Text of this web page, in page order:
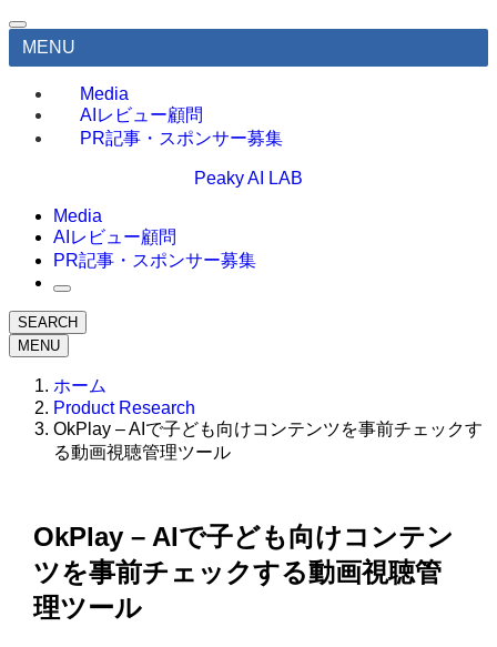
MENU
Media
AIレビュー顧問
PR記事・スポンサー募集
Peaky AI LAB
Media
AIレビュー顧問
PR記事・スポンサー募集
SEARCH
MENU
ホーム
Product Research
OkPlay – AIで子ども向けコンテンツを事前チェックす
る動画視聴管理ツール
OkPlay – AIで子ども向けコンテン
ツを事前チェックする動画視聴管
理ツール